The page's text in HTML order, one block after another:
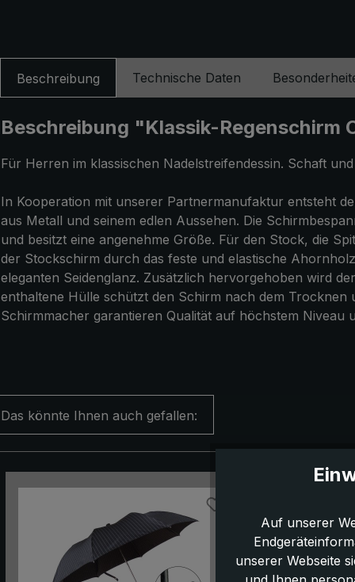
Beschreibung Technische Daten
Beschreibung "Klassik-
Für Herren im klassischen Nadelstreifendessin. Schaft
In Kooperation mit unserer Partnermanufaktur entsteht
aus Metall und seinem edlen Aussehen. Die
und besitzt eine angenehme Größe. Für den Stock, die
der Stockschirm durch das feste und elastische
eleganten Seidenglanz. Zusätzlich hervorgehoben wird
enthaltene Hülle schützt den Schirm nach dem
Schirmmacher garantieren Qualität auf höchstem Niveau
Das könnte Ihnen auch gefallen:
Auf unserer
unserer Webseite